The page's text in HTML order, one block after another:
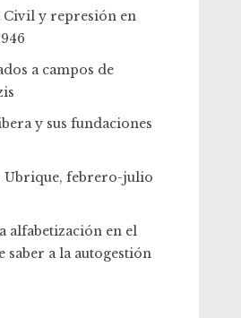
Civil y represión en
a campos de
y sus fundaciones
Ubrique, febrero-julio
alfabetización en el
saber a la autogestión